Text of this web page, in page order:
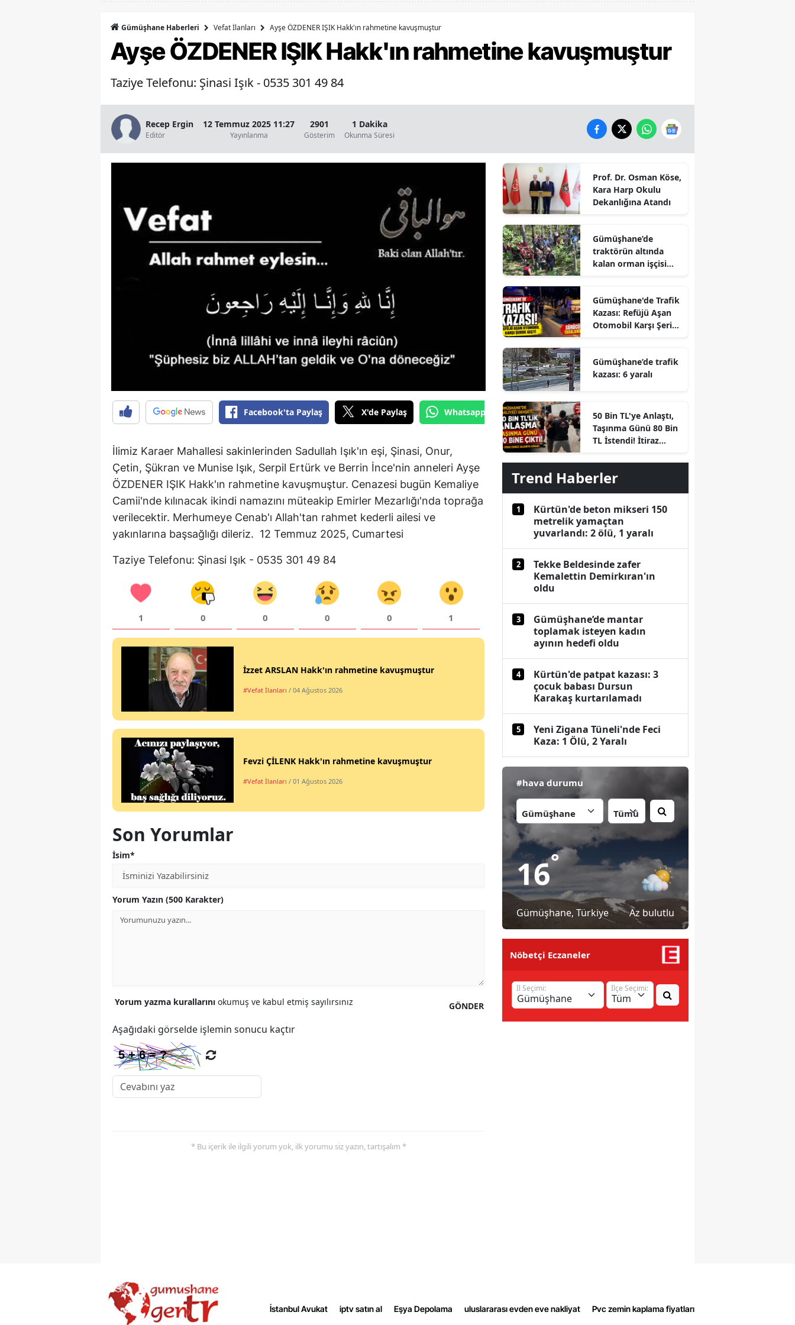
Bitlis
Çorum
Denizli
Diyarbakır
Erzurum
Gaziantep
Giresun
Gümüşhane
Hakkari
Hatay
Isparta
İzmir
Kayseri
Konya
Malatya
Gümüşhane Haberleri Vefat İlanları Ayşe ÖZDENER IŞIK Hakk'ın rahmetine kavuşmuştur
Ayşe ÖZDENER IŞIK Hakk'ın rahmetine kavuşmuştur
Taziye Telefonu: Şinasi Işık - 0535 301 49 84
Recep Ergin
Editör
12 Temmuz 2025 11:27
Yayınlanma
2901
Gösterim
1 Dakika
Okunma Süresi
Facebook'ta Paylaş X'de Paylaş Whatsapp'tan Gönder
İlimiz Karaer Mahallesi sakinlerinden Sadullah Işık'ın eşi, Şinasi, Onur,
Çetin, Şükran ve Munise Işık, Serpil Ertürk ve Berrin İnce'nin anneleri Ayşe
ÖZDENER IŞIK Hakk'ın rahmetine kavuşmuştur. Cenazesi bugün Kemaliye
Camii'nde kılınacak ikindi namazını müteakip Emirler Mezarlığı'nda toprağa
verilecektir. Merhumeye Cenab'ı Allah'tan rahmet kederli ailesi ve
yakınlarına başsağlığı dileriz. 12 Temmuz 2025, Cumartesi
Taziye Telefonu: Şinasi Işık - 0535 301 49 84
1 0 0 0 0 1
İzzet ARSLAN Hakk'ın rahmetine kavuşmuştur
#Vefat İlanları / 04 Ağustos 2026
Fevzi ÇİLENK Hakk'ın rahmetine kavuşmuştur
#Vefat İlanları / 01 Ağustos 2026
Son Yorumlar
İsim*
Yorum Yazın (500 Karakter)
GÖNDER
Yorum yazma kurallarını okumuş ve kabul etmiş sayılırsınız
Aşağıdaki görselde işlemin sonucu kaçtır
* Bu içerik ile ilgili yorum yok, ilk yorumu siz yazın, tartışalım *
Prof. Dr. Osman Köse,
Kara Harp Okulu
Dekanlığına Atandı
Gümüşhane’de
traktörün altında
kalan orman işçisi
Gümüşhane'de Trafik
Kazası: Refüjü Aşan
Otomobil Karşı Şeride
Gümüşhane’de trafik
kazası: 6 yaralı
50 Bin TL'ye Anlaştı,
Taşınma Günü 80 Bin
TL İstendi! İtiraz
Trend Haberler
1
Kürtün'de beton mikseri 150
metrelik yamaçtan
yuvarlandı: 2 ölü, 1 yaralı
2
Tekke Beldesinde zafer
Kemalettin Demirkıran'ın
oldu
3
Gümüşhane’de mantar
toplamak isteyen kadın
ayının hedefi oldu
4
Kürtün'de patpat kazası: 3
çocuk babası Dursun
Karakaş kurtarılamadı
5
Yeni Zigana Tüneli'nde Feci
Kaza: 1 Ölü, 2 Yaralı
#hava durumu
16°
Gümüşhane, Türkiye Az bulutlu
Nöbetçi Eczaneler
İl Seçimi: İlçe Seçimi:
İstanbul Avukat iptv satın al Eşya Depolama uluslararası evden eve nakliyat Pvc zemin kaplama fiyatları